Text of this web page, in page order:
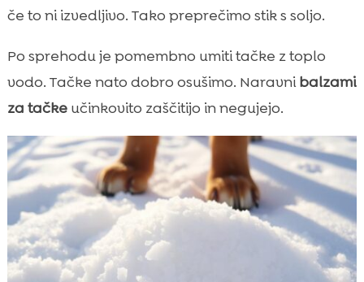
če to ni izvedljivo. Tako preprečimo stik s soljo.
Po sprehodu je pomembno umiti tačke z toplo
vodo. Tačke nato dobro osušimo. Naravnibalzami
za tačkeučinkovito zaščitijo in negujejo.